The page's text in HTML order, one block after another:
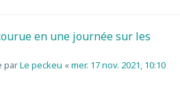
en une journée sur les
parLe peckeu «mer. 17 nov. 2021, 10:10